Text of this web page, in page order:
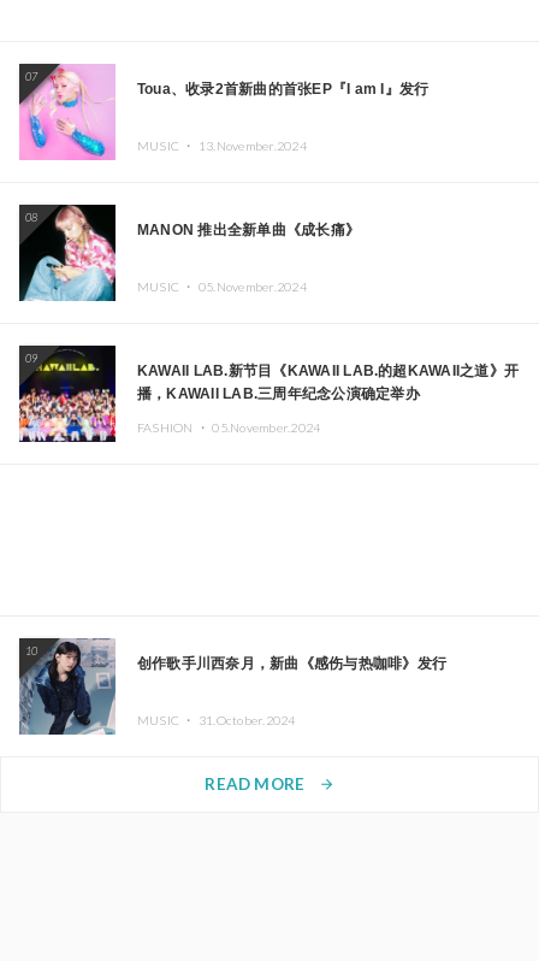
07
Toua、收录2首新曲的首张EP『I am I』发行
MUSIC ・ 13.November.2024
08
MANON 推出全新单曲《成长痛》
MUSIC ・ 05.November.2024
09
KAWAII LAB.新节目《KAWAII LAB.的超KAWAII之道》开
播，KAWAII LAB.三周年纪念公演确定举办
FASHION ・05.November.2024
10
创作歌手川西奈月，新曲《感伤与热咖啡》发行
MUSIC ・ 31.October.2024
READ MORE arrow_forward